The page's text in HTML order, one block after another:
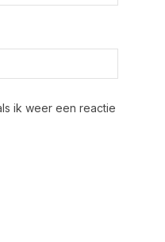
ik weer een reactie